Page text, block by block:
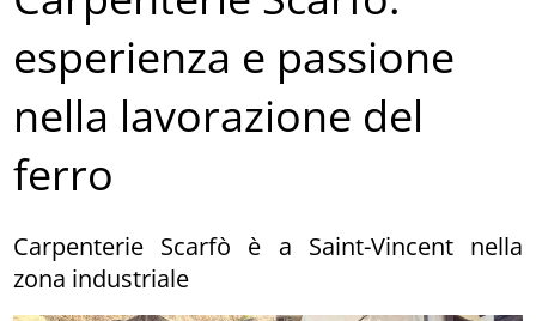
esperienza e passione
nella lavorazione del
ferro
Carpenterie Scarfò è a Saint-Vincent nella
zona industriale